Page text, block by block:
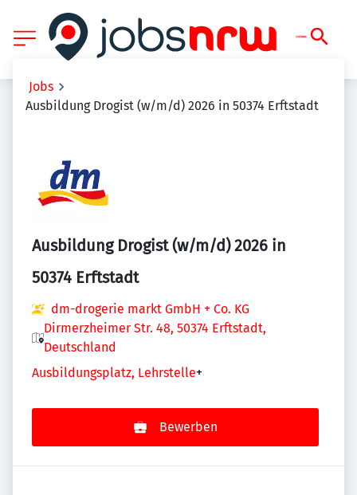
Jobs
Ausbildung Drogist (w/m/d) 2026 in 50374 Erftstadt
Ausbildung Drogist (w/m/d) 2026 in
50374 Erftstadt
dm-drogerie markt GmbH + Co. KG
Dirmerzheimer Str. 48, 50374 Erftstadt,
Deutschland
Ausbildungsplatz, Lehrstelle+
Bewerben